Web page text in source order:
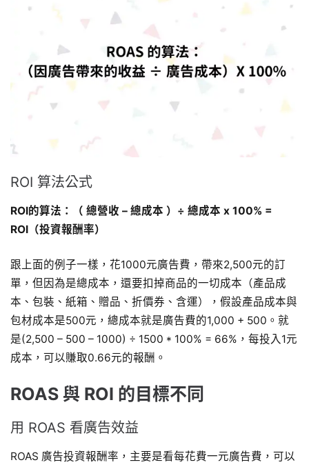
ROI 算法公式
ROI的算法：（ 總營收 – 總成本 ）÷ 總成本 x 100% =
ROI（投資報酬率）
跟上面的例子一樣，花1000元廣告費，帶來2,500元的訂
單，但因為是總成本，還要扣掉商品的一切成本（產品成
本、包裝、紙箱、贈品、折價券、含運），假設產品成本與
包材成本是500元，總成本就是廣告費的1,000 + 500。就
是(2,500 – 500 – 1000) ÷ 1500 * 100% = 66%，每投入1元
成本，可以賺取0.66元的報酬。
ROAS 與 ROI 的目標不同
用 ROAS 看廣告效益
ROAS 廣告投資報酬率，主要是看每花費一元廣告費，可以